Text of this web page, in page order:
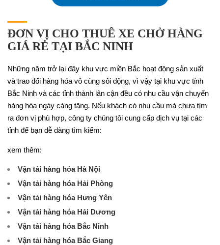
ĐƠN VỊ CHO THUÊ XE CHỞ HÀNG
GIÁ RẺ TẠI BẮC NINH
Những năm trở lại đây khu vực miền Bắc hoạt động sản xuất
và trao đổi hàng hóa vô cùng sôi động, vì vậy tại khu vực tỉnh
Bắc Ninh và các tỉnh thành lân cận đều có nhu cầu vận chuyển
hàng hóa ngày càng tăng. Nếu khách có nhu cầu mà chưa tìm
ra đơn vị phù hợp, công ty chúng tôi cung cấp dịch vụ tại các
tỉnh để bạn dễ dàng tìm kiếm:
xem thêm:
Vận tải hàng hóa Hà Nội
Vận tải hàng hóa Hải Phòng
Vận tải hàng hóa Hưng Yên
Vận tải hàng hóa Hải Dương
Vận tải hàng hóa Bắc Ninh
Vận tải hàng hóa Bắc Giang